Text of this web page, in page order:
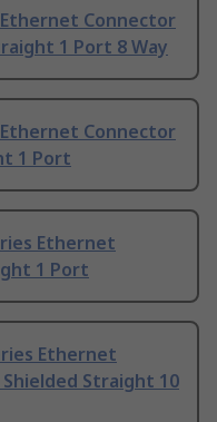
Connector
1 Port 8 Way
Connector
1 Port
Ethernet
1 Port
Ethernet
Straight 10